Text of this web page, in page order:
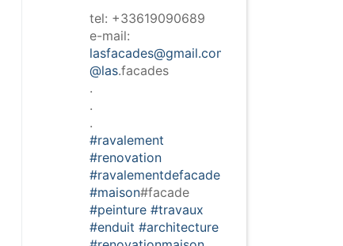
tel: +33619090689
e-mail:
lasfacades@gmail.com
@las.facades
.
.
.
#ravalement
#renovation
#ravalementdefacade
#maison#facade
#peinture #travaux
#enduit #architecture